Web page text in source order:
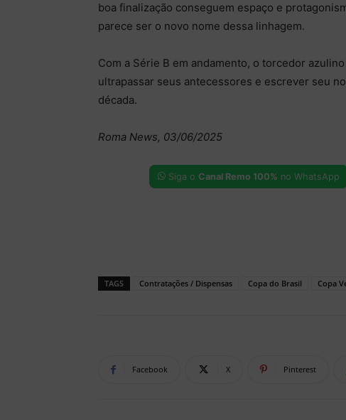
boa finalização conseguem espaço e
parece ser o novo nome dessa linhagem.
Com a Série B em andamento, o torcedor
ultrapassar seus antecessores e escrever seu
década.
Roma News, 03/06/2025
Siga o Canal Remo 100% no WhatsApp
TAGS Contratações / Dispensas Copa do Brasil Copa
Facebook X Pinterest